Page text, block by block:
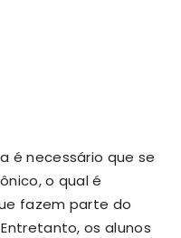
é necessário que se
o qual é
fazem parte do
os alunos